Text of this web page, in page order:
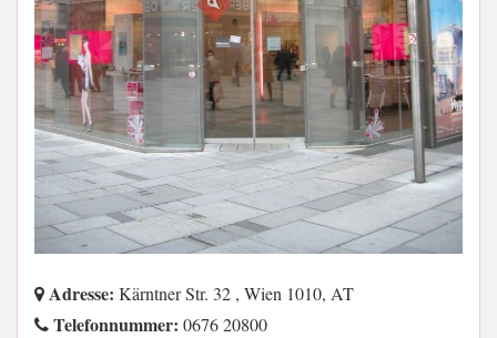
Adresse: Kärntner Str. 32 , Wien 1010, AT
Telefonnummer: 0676 20800